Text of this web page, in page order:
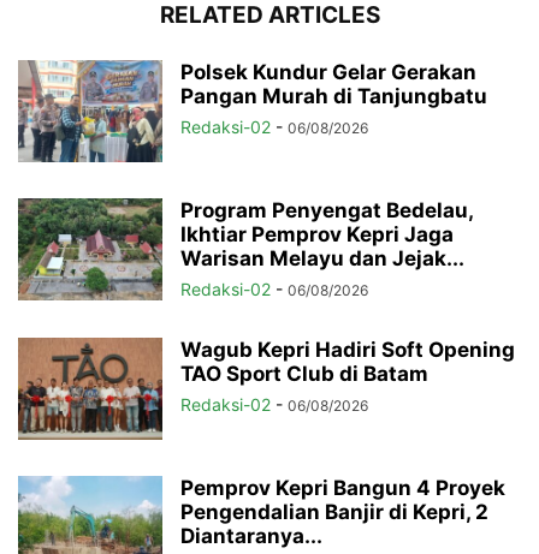
RELATED ARTICLES
Polsek Kundur Gelar Gerakan
Pangan Murah di Tanjungbatu
Redaksi-02 - 06/08/2026
Program Penyengat Bedelau,
Ikhtiar Pemprov Kepri Jaga
Warisan Melayu dan Jejak...
Redaksi-02 - 06/08/2026
Wagub Kepri Hadiri Soft Opening
TAO Sport Club di Batam
Redaksi-02 - 06/08/2026
Pemprov Kepri Bangun 4 Proyek
Pengendalian Banjir di Kepri, 2
Diantaranya...